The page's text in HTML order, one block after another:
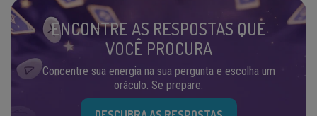
ENCONTRE AS RESPOSTAS QUE
VOCÊ PROCURA
Concentre sua energia na sua pergunta e escolha um
oráculo. Se prepare.